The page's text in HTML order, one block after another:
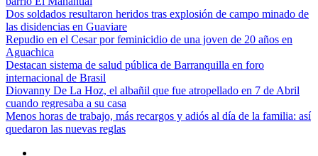
Dos soldados resultaron heridos tras explosión de campo minado de
las disidencias en Guaviare
Repudio en el Cesar por feminicidio de una joven de 20 años en
Aguachica
Destacan sistema de salud pública de Barranquilla en foro
internacional de Brasil
Diovanny De La Hoz, el albañil que fue atropellado en 7 de Abril
cuando regresaba a su casa
Menos horas de trabajo, más recargos y adiós al día de la familia: así
quedaron las nuevas reglas